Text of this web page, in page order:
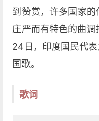
到赞赏，许多国家
庄严而有特色的曲调
24日，印度国民代
国歌。
歌词